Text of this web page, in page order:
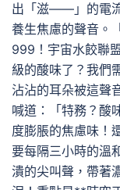
出「滋——」的電
養生焦慮的聲音。
999！宇宙水餃聯
級的酸味了？我們
沾沾的耳朵被這聲
喊道：「特務？酸
度膨脹的焦慮味！
要每隔三小時的溫
潰的尖叫聲，帶著